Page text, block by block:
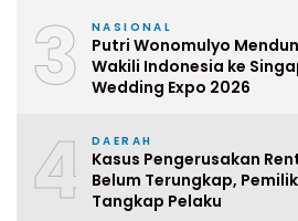
3 NASIONAL
Putri Wonomulyo
Wakili Indonesia ke
Wedding Expo 2026
4 DAERAH
Kasus Pengerusakan
Belum Terungkap,
Tangkap Pelaku